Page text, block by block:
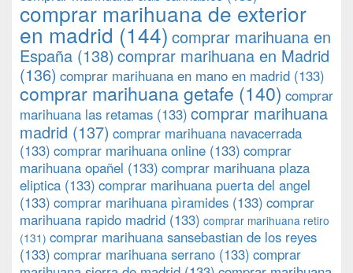
comprar marihuana de exterior
en madrid (144) comprar marihuana en
España (138) comprar marihuana en Madrid
(136) comprar marihuana en mano en madrid (133)
comprar marihuana getafe (140) comprar
marihuana las retamas (133) comprar marihuana
madrid (137) comprar marihuana navacerrada
(133) comprar marihuana online (133) comprar
marihuana opañel (133) comprar marihuana plaza
eliptica (133) comprar marihuana puerta del angel
(133) comprar marihuana pìramides (133) comprar
marihuana rapido madrid (133) comprar marihuana retiro
(131) comprar marihuana sansebastian de los reyes
(133) comprar marihuana serrano (133) comprar